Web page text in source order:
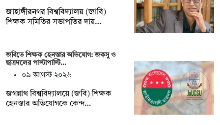
জাহাঙ্গীরনগর বিশ্ববিদ্যালয় (জাবি)
শিক্ষক সমিতির সভাপতির দায়…
জবিতে শিক্ষক হেনস্তার অভিযোগ: জকসু ও
ছাত্রদলের পাল্টাপাল্টি…
০৯ আগস্ট ২০২৬
জগন্নাথ বিশ্ববিদ্যালয়ে (জবি) শিক্ষক
হেনস্তার অভিযোগকে কেন্দ…